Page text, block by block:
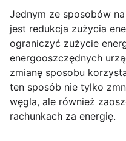
Jednym ze sposobów
jest redukcja zużycia
ograniczyć zużycie
energooszczędnych
zmianę sposobu
ten sposób nie tylko
węgla, ale również
rachunkach za energię.